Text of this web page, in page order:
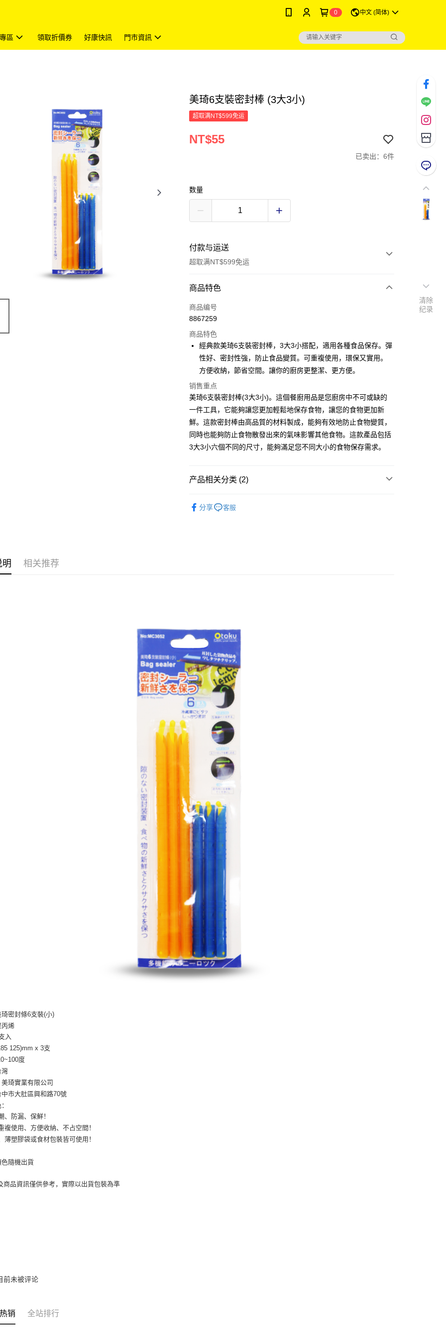
0 中文 (简体)
區 領取折價券 好康快訊 門市資訊
美琦6支裝密封棒 (3大3小)
超取满NT$599免运
NT$55
已卖出：6件
数量
付款与运送
超取满NT$599免运
付款方式
信用卡一次付款
LINE Pay
Apple Pay
悠遊付
AFTEE先享后付
相关说明
窗。
2. 進行簡訊驗證之後，即可完成結帳手續。
AFTEE APP推播通知。
之上限額度
2. 結帳金額須大於NT$30
3. 目前僅支援台灣會員
三、聲明條款
「AFTEE先享後付」(下稱本服務)乃由恩沛科技股份有限公司(下稱 AFTEE
)所提供，並由 AFTEE 向您收取款項。因使用本服務所須提供之個人資料
(包含但不限於訂購人姓名、電話，收件人姓名、電話、收件地址)，將交付
予 AFTEE 於本服務必要服務範圍內運用。關於 AFTEE 對於個人資料之蒐
集、處理、利用，詳參 AFTEE 官網之『個人資料蒐集、處理及利用告知聲
https://aftee.tw/privacypolicy/
若款項超過繳費期限，將根據當次的金額加收年利率 16% 的逾期滯納金。
未成年的使用者，請事先徵得法定代理人或監護人之同意方可使用
AFTEE。
若您對於個人資料之處理、利用有任何疑問，或欲行使相關法律權利，請
聯繫恩沛科技股份有限公司。若您不同意我們將上開所示之個人資料，連
人資料，請勿選用本服務。
全家取貨付款
宅配
每笔NT$120，满NT$899(含以上)免运费
商品特色
商品编号
8867259
商品特色
經典款美琦6支裝密封棒，3大3小搭配，適用各種食品保存。彈
性好、密封性強，防止食品變質。可重複使用，環保又實用。
方便收納，節省空間。讓你的廚房更整潔、更方便。
销售重点
美琦6支裝密封棒(3大3小)。這個餐廚用品是您廚房中不可或缺的
一件工具，它能夠讓您更加輕鬆地保存食物，讓您的食物更加新
鮮。這款密封棒由高品質的材料製成，能夠有效地防止食物變質，
同時也能夠防止食物散發出來的氣味影響其他食物。這款產品包括
3大3小六個不同的尺寸，能夠滿足您不同大小的食物保存需求。
产品相关分类 (2)
分享 客服
明 相关推荐
密封條6支裝(小)
丙烯
入
125)mm x 3支
度
灣
琦實業有限公司
市大肚區興和路70號
、薄塑膠袋或食材包裝皆可使用！
隨機出貨
品資訊僅供參考，實際以出貨包裝為準
前未被评论
销 全站排行
清除
纪录